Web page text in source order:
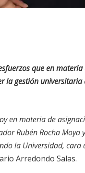
que en materia
la gestión universitaria
en materia de
Rubén Rocha Moya
la Universidad, cara
Arredondo Salas.